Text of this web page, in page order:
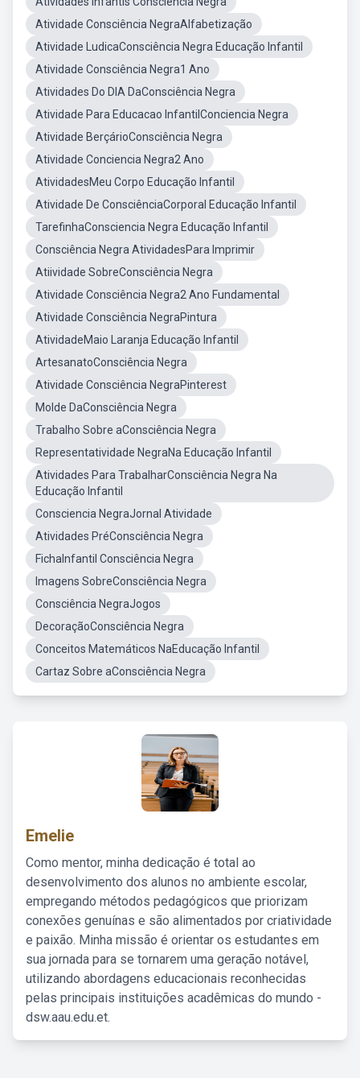
Atividade Consciência NegraAlfabetização
Atividade LudicaConsciência Negra Educação Infantil
Atividade Consciência Negra1 Ano
Atividades Do DIA DaConsciência Negra
Atividade Para Educacao InfantilConciencia Negra
Atividade BerçárioConsciência Negra
Atividade Conciencia Negra2 Ano
AtividadesMeu Corpo Educação Infantil
Atividade De ConsciênciaCorporal Educação Infantil
TarefinhaConsciencia Negra Educação Infantil
Consciência Negra AtividadesPara Imprimir
Atiividade SobreConsciência Negra
Atividade Consciência Negra2 Ano Fundamental
Atividade Consciência NegraPintura
AtividadeMaio Laranja Educação Infantil
ArtesanatoConsciência Negra
Atividade Consciência NegraPinterest
Molde DaConsciência Negra
Trabalho Sobre aConsciência Negra
Representatividade NegraNa Educação Infantil
Atividades Para TrabalharConsciência Negra Na
Educação Infantil
Consciencia NegraJornal Atividade
Atividades PréConsciência Negra
FichaInfantil Consciência Negra
Imagens SobreConsciência Negra
Consciência NegraJogos
DecoraçãoConsciência Negra
Conceitos Matemáticos NaEducação Infantil
Cartaz Sobre aConsciência Negra
Emelie
Como mentor, minha dedicação é total ao
desenvolvimento dos alunos no ambiente escolar,
empregando métodos pedagógicos que priorizam
conexões genuínas e são alimentados por criatividade
e paixão. Minha missão é orientar os estudantes em
sua jornada para se tornarem uma geração notável,
utilizando abordagens educacionais reconhecidas
pelas principais instituições acadêmicas do mundo -
dsw.aau.edu.et.